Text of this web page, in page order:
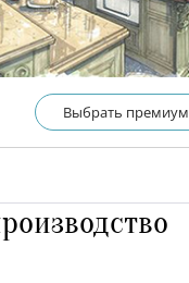
Выбрать премиум